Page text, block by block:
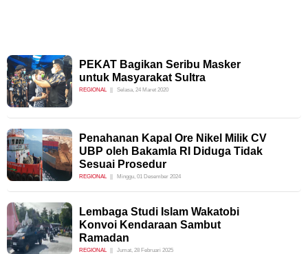
PEKAT Bagikan Seribu Masker
untuk Masyarakat Sultra
REGIONAL Selasa, 24 Maret 2020
Penahanan Kapal Ore Nikel Milik CV
UBP oleh Bakamla RI Diduga Tidak
Sesuai Prosedur
REGIONAL Minggu, 01 Desember 2024
Lembaga Studi Islam Wakatobi
Konvoi Kendaraan Sambut
Ramadan
REGIONAL Jumat, 28 Februari 2025